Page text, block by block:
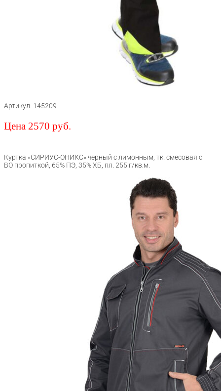
Артикул: 145209
Цена 2570 руб.
Куртка «СИРИУС-ОНИКС» черный с лимонным, тк. смесовая с
ВО пропиткой, 65% ПЭ, 35% ХБ, пл. 255 г/кв.м.